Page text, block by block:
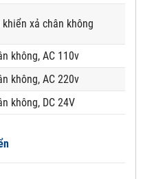
xả chân không
không, AC 110v
không, AC 220v
không, DC 24V